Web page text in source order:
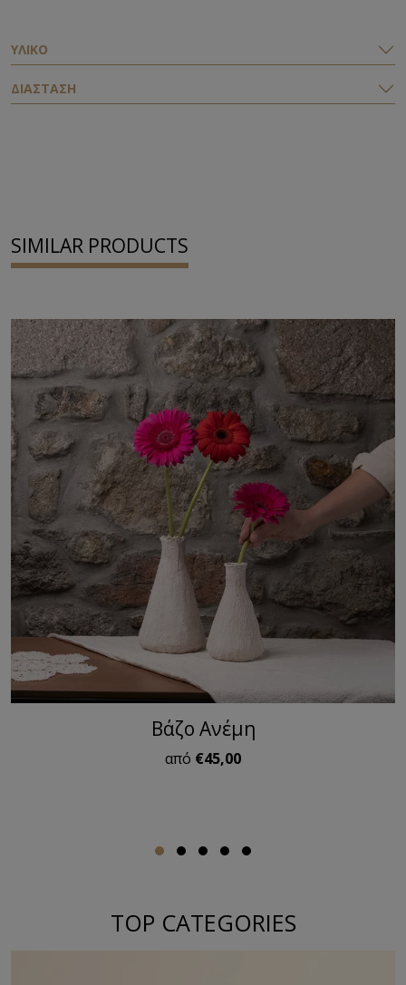
ΥΛΙΚΟ
ΔΙΑΣΤΑΣΗ
SIMILAR PRODUCTS
Βάζο Ανέμη
από €45,00
TOP CATEGORIES